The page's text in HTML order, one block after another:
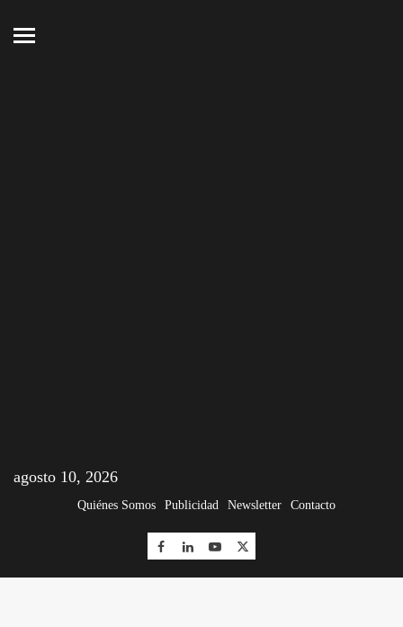
agosto 10, 2026
Quiénes Somos Publicidad Newsletter Contacto